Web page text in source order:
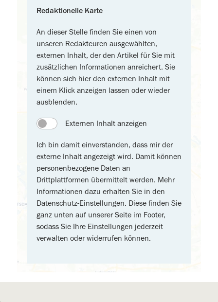
Redaktionelle Karte
An dieser Stelle finden Sie einen von
unseren Redakteuren ausgewählten,
externen Inhalt, der den Artikel für Sie mit
zusätzlichen Informationen anreichert. Sie
können sich hier den externen Inhalt mit
einem Klick anzeigen lassen oder wieder
ausblenden.
Externen Inhalt anzeigen
Ich bin damit einverstanden, dass mir der
externe Inhalt angezeigt wird. Damit können
personenbezogene Daten an
Drittplattformen übermittelt werden. Mehr
Informationen dazu erhalten Sie in den
Datenschutz-Einstellungen. Diese finden Sie
ganz unten auf unserer Seite im Footer,
sodass Sie Ihre Einstellungen jederzeit
verwalten oder widerrufen können.